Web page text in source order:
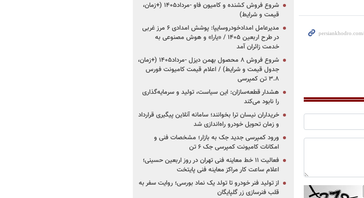
شروع فروش کشنده و کامیون فاو -مرداد۱۴۰۵ (+زمان،
قیمت و شرایط)
مدیرعامل امدادخودروسایپا: پوشش امدادی ۶ مرز غربی
در طرح اربعین ۱۴۰۵ / «یارا» و هوش مصنوعی به
خدمت زائران آمد
شروع فروش ۸ محصول بهمن دیزل -مرداد۱۴۰۵ (+زمان،
جدول قیمت و شرایط) / اعلام قیمت کامیونت فورس
۳.۸ تن کمپرسی
هشدار قطعه‌سازان: این سیاست، تولید و سرمایه‌گذاری
را نابود می‌کند
خریداران نیسان ترا بخوانند؛ سامانه آنلاین پیگیری قرارداد
و زمان تحویل خودرو راه‌اندازی شد
ورود کمپرسی جدید جک به بازار؛ مشخصات فنی و
امکانات کامیونت کمپرسی جک ۶ تن
فعالیت ۱۱ خط معاینه فنی تهران در روز اربعین حسینی؛
اعلام ساعت کار مراکز معاینه فنی پایتخت
از تولید فنر خودرو تا تولد یک نماد بورسی؛ روایت سفر به
قلب فنرسازی زر گلپایگان